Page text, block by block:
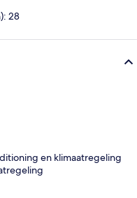
28
en klimaatregeling